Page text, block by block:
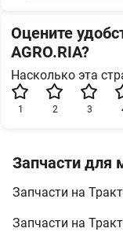
Оцените
AGRO.RIA?
Насколько эта
3
2
1
Запчасти для
Запчасти на
Запчасти на